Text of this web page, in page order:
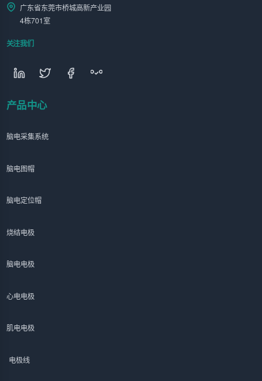
广东省东莞市桥城高新产业园
4栋701室
关注我们
产品中心
脑电采集系统
脑电图帽
脑电定位帽
烧结电极
脑电电极
心电电极
肌电电极
电极线